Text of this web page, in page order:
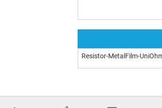
Resistor-MetalFilm-